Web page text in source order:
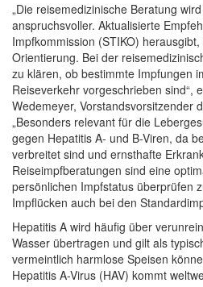
„Die reisemedizinische Beratung
anspruchsvoller. Aktualisierte
Impfkommission (STIKO)
Orientierung. Bei der
zu klären, ob bestimmte Impfungen
Reiseverkehr vorgeschrieben sind“,
Wedemeyer, Vorstandsvorsitzender
„Besonders relevant für die
gegen Hepatitis A- und B-Viren, da
verbreitet sind und ernsthafte
Reiseimpfberatungen sind eine
persönlichen Impfstatus überprüfen
Impflücken auch bei den
Hepatitis A wird häufig über
Wasser übertragen und gilt als
vermeintlich harmlose Speisen
Hepatitis A-Virus (HAV) kommt